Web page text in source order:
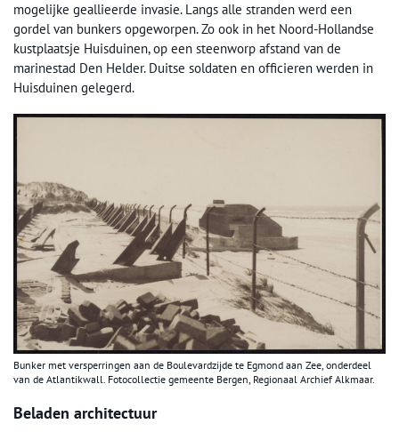
mogelijke geallieerde invasie. Langs alle stranden werd een
gordel van bunkers opgeworpen. Zo ook in het Noord-Hollandse
kustplaatsje Huisduinen, op een steenworp afstand van de
marinestad Den Helder. Duitse soldaten en officieren werden in
Huisduinen gelegerd.
Bunker met versperringen aan de Boulevardzijde te Egmond aan Zee, onderdeel
van de Atlantikwall. Fotocollectie gemeente Bergen, Regionaal Archief Alkmaar.
Beladen architectuur